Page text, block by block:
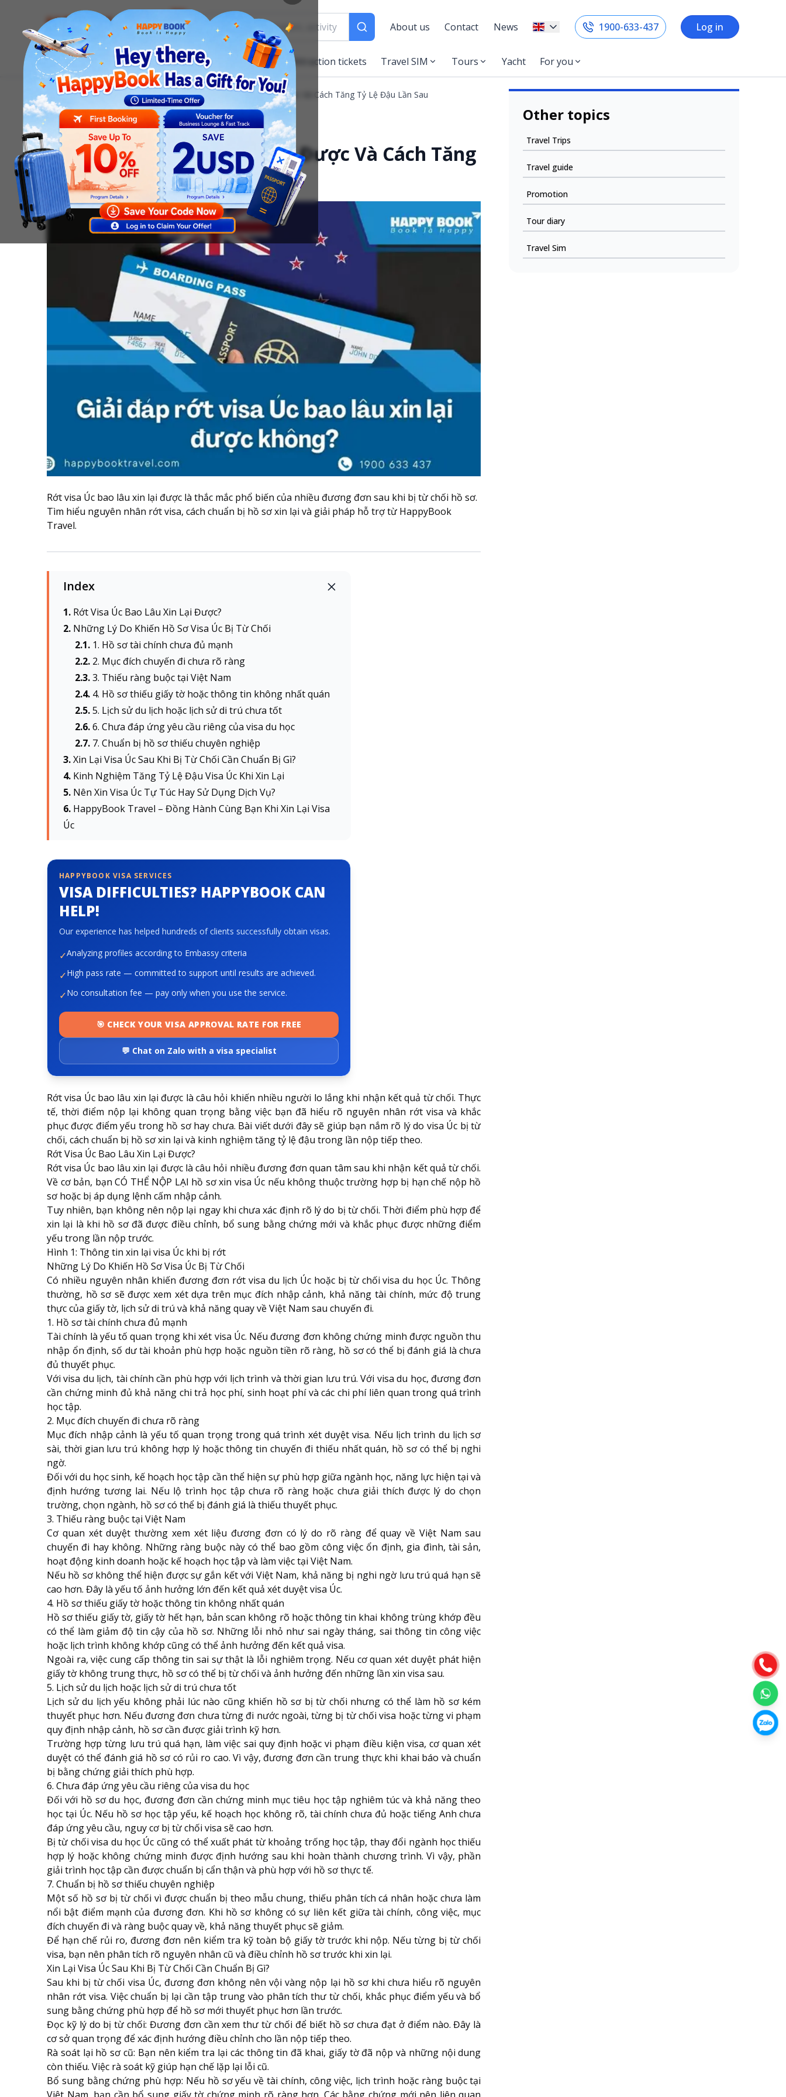
About us Contact News 1900-633-437 Log in
Airline tickets Hotel Visa Airport services Attraction tickets Travel SIM Tours Yacht For you
Homepage News Visa news Rớt Visa Úc Bao Lâu Xin Lại Được Và Cách Tăng Tỷ Lệ Đậu Lần Sau
Visa news
Rớt Visa Úc Bao Lâu Xin Lại Được Và Cách Tăng
Tỷ Lệ Đậu Lần Sau
Rớt visa Úc bao lâu xin lại được là thắc mắc phổ biến của nhiều đương đơn sau khi bị từ chối hồ sơ.
Tìm hiểu nguyên nhân rớt visa, cách chuẩn bị hồ sơ xin lại và giải pháp hỗ trợ từ HappyBook
Travel.
Index
Rớt Visa Úc Bao Lâu Xin Lại Được?
Những Lý Do Khiến Hồ Sơ Visa Úc Bị Từ Chối
1. Hồ sơ tài chính chưa đủ mạnh
2. Mục đích chuyến đi chưa rõ ràng
3. Thiếu ràng buộc tại Việt Nam
4. Hồ sơ thiếu giấy tờ hoặc thông tin không nhất quán
5. Lịch sử du lịch hoặc lịch sử di trú chưa tốt
6. Chưa đáp ứng yêu cầu riêng của visa du học
7. Chuẩn bị hồ sơ thiếu chuyên nghiệp
Xin Lại Visa Úc Sau Khi Bị Từ Chối Cần Chuẩn Bị Gì?
Kinh Nghiệm Tăng Tỷ Lệ Đậu Visa Úc Khi Xin Lại
Nên Xin Visa Úc Tự Túc Hay Sử Dụng Dịch Vụ?
HappyBook Travel – Đồng Hành Cùng Bạn Khi Xin Lại Visa
Úc
HAPPYBOOK VISA SERVICES
VISA DIFFICULTIES? HAPPYBOOK CAN
HELP!
Our experience has helped hundreds of clients successfully obtain visas.
✓Analyzing profiles according to Embassy criteria
✓High pass rate — committed to support until results are achieved.
✓No consultation fee — pay only when you use the service.
🎯 CHECK YOUR VISA APPROVAL RATE FOR FREE
💬 Chat on Zalo with a visa specialist
Rớt visa Úc bao lâu xin lại được là câu hỏi khiến nhiều người lo lắng khi nhận kết quả từ chối. Thực
tế, thời điểm nộp lại không quan trọng bằng việc bạn đã hiểu rõ nguyên nhân rớt visa và khắc
phục được điểm yếu trong hồ sơ hay chưa. Bài viết dưới đây sẽ giúp bạn nắm rõ lý do visa Úc bị từ
chối, cách chuẩn bị hồ sơ xin lại và kinh nghiệm tăng tỷ lệ đậu trong lần nộp tiếp theo.
Rớt Visa Úc Bao Lâu Xin Lại Được?
Rớt visa Úc bao lâu xin lại được là câu hỏi nhiều đương đơn quan tâm sau khi nhận kết quả từ chối.
Về cơ bản, bạn CÓ THỂ NỘP LẠI hồ sơ xin visa Úc nếu không thuộc trường hợp bị hạn chế nộp hồ
sơ hoặc bị áp dụng lệnh cấm nhập cảnh.
Tuy nhiên, bạn không nên nộp lại ngay khi chưa xác định rõ lý do bị từ chối. Thời điểm phù hợp để
xin lại là khi hồ sơ đã được điều chỉnh, bổ sung bằng chứng mới và khắc phục được những điểm
yếu trong lần nộp trước.
Hình 1: Thông tin xin lại visa Úc khi bị rớt
Những Lý Do Khiến Hồ Sơ Visa Úc Bị Từ Chối
Có nhiều nguyên nhân khiến đương đơn rớt visa du lịch Úc hoặc bị từ chối visa du học Úc. Thông
thường, hồ sơ sẽ được xem xét dựa trên mục đích nhập cảnh, khả năng tài chính, mức độ trung
thực của giấy tờ, lịch sử di trú và khả năng quay về Việt Nam sau chuyến đi.
1. Hồ sơ tài chính chưa đủ mạnh
Tài chính là yếu tố quan trọng khi xét visa Úc. Nếu đương đơn không chứng minh được nguồn thu
nhập ổn định, số dư tài khoản phù hợp hoặc nguồn tiền rõ ràng, hồ sơ có thể bị đánh giá là chưa
đủ thuyết phục.
Với visa du lịch, tài chính cần phù hợp với lịch trình và thời gian lưu trú. Với visa du học, đương đơn
cần chứng minh đủ khả năng chi trả học phí, sinh hoạt phí và các chi phí liên quan trong quá trình
học tập.
2. Mục đích chuyến đi chưa rõ ràng
Mục đích nhập cảnh là yếu tố quan trọng trong quá trình xét duyệt visa. Nếu lịch trình du lịch sơ
sài, thời gian lưu trú không hợp lý hoặc thông tin chuyến đi thiếu nhất quán, hồ sơ có thể bị nghi
ngờ.
Đối với du học sinh, kế hoạch học tập cần thể hiện sự phù hợp giữa ngành học, năng lực hiện tại và
định hướng tương lai. Nếu lộ trình học tập chưa rõ ràng hoặc chưa giải thích được lý do chọn
trường, chọn ngành, hồ sơ có thể bị đánh giá là thiếu thuyết phục.
3. Thiếu ràng buộc tại Việt Nam
Cơ quan xét duyệt thường xem xét liệu đương đơn có lý do rõ ràng để quay về Việt Nam sau
chuyến đi hay không. Những ràng buộc này có thể bao gồm công việc ổn định, gia đình, tài sản,
hoạt động kinh doanh hoặc kế hoạch học tập và làm việc tại Việt Nam.
Nếu hồ sơ không thể hiện được sự gắn kết với Việt Nam, khả năng bị nghi ngờ lưu trú quá hạn sẽ
cao hơn. Đây là yếu tố ảnh hưởng lớn đến kết quả xét duyệt visa Úc.
4. Hồ sơ thiếu giấy tờ hoặc thông tin không nhất quán
Hồ sơ thiếu giấy tờ, giấy tờ hết hạn, bản scan không rõ hoặc thông tin khai không trùng khớp đều
có thể làm giảm độ tin cậy của hồ sơ. Những lỗi nhỏ như sai ngày tháng, sai thông tin công việc
hoặc lịch trình không khớp cũng có thể ảnh hưởng đến kết quả visa.
Ngoài ra, việc cung cấp thông tin sai sự thật là lỗi nghiêm trọng. Nếu cơ quan xét duyệt phát hiện
giấy tờ không trung thực, hồ sơ có thể bị từ chối và ảnh hưởng đến những lần xin visa sau.
5. Lịch sử du lịch hoặc lịch sử di trú chưa tốt
Lịch sử du lịch yếu không phải lúc nào cũng khiến hồ sơ bị từ chối nhưng có thể làm hồ sơ kém
thuyết phục hơn. Nếu đương đơn chưa từng đi nước ngoài, từng bị từ chối visa hoặc từng vi phạm
quy định nhập cảnh, hồ sơ cần được giải trình kỹ hơn.
Trường hợp từng lưu trú quá hạn, làm việc sai quy định hoặc vi phạm điều kiện visa, cơ quan xét
duyệt có thể đánh giá hồ sơ có rủi ro cao. Vì vậy, đương đơn cần trung thực khi khai báo và chuẩn
bị bằng chứng giải thích phù hợp.
6. Chưa đáp ứng yêu cầu riêng của visa du học
Đối với hồ sơ du học, đương đơn cần chứng minh mục tiêu học tập nghiêm túc và khả năng theo
học tại Úc. Nếu hồ sơ học tập yếu, kế hoạch học không rõ, tài chính chưa đủ hoặc tiếng Anh chưa
đáp ứng yêu cầu, nguy cơ bị từ chối visa sẽ cao hơn.
Bị từ chối visa du học Úc cũng có thể xuất phát từ khoảng trống học tập, thay đổi ngành học thiếu
hợp lý hoặc không chứng minh được định hướng sau khi hoàn thành chương trình. Vì vậy, phần
giải trình học tập cần được chuẩn bị cẩn thận và phù hợp với hồ sơ thực tế.
7. Chuẩn bị hồ sơ thiếu chuyên nghiệp
Một số hồ sơ bị từ chối vì được chuẩn bị theo mẫu chung, thiếu phân tích cá nhân hoặc chưa làm
nổi bật điểm mạnh của đương đơn. Khi hồ sơ không có sự liên kết giữa tài chính, công việc, mục
đích chuyến đi và ràng buộc quay về, khả năng thuyết phục sẽ giảm.
Để hạn chế rủi ro, đương đơn nên kiểm tra kỹ toàn bộ giấy tờ trước khi nộp. Nếu từng bị từ chối
visa, bạn nên phân tích rõ nguyên nhân cũ và điều chỉnh hồ sơ trước khi xin lại.
Xin Lại Visa Úc Sau Khi Bị Từ Chối Cần Chuẩn Bị Gì?
Sau khi bị từ chối visa Úc, đương đơn không nên vội vàng nộp lại hồ sơ khi chưa hiểu rõ nguyên
nhân rớt visa. Việc chuẩn bị lại cần tập trung vào phân tích thư từ chối, khắc phục điểm yếu và bổ
sung bằng chứng phù hợp để hồ sơ mới thuyết phục hơn lần trước.
Đọc kỹ lý do bị từ chối: Đương đơn cần xem thư từ chối để biết hồ sơ chưa đạt ở điểm nào. Đây là
cơ sở quan trọng để xác định hướng điều chỉnh cho lần nộp tiếp theo.
Rà soát lại hồ sơ cũ: Bạn nên kiểm tra lại các thông tin đã khai, giấy tờ đã nộp và những nội dung
còn thiếu. Việc rà soát kỹ giúp hạn chế lặp lại lỗi cũ.
Bổ sung bằng chứng phù hợp: Nếu hồ sơ yếu về tài chính, công việc, lịch trình hoặc ràng buộc tại
Other topics
Travel Trips
Travel guide
Promotion
Tour diary
Travel Sim